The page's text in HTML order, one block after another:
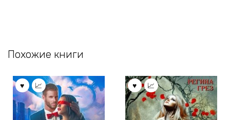
Похожие книги